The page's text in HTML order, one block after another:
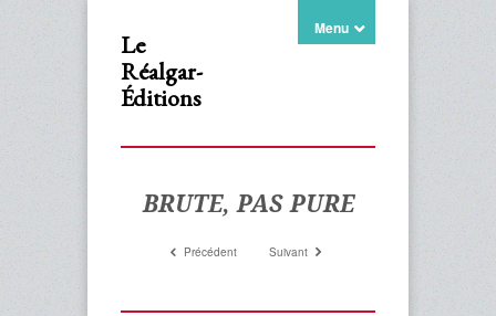
Le
Réalgar-
Éditions
Menu
BRUTE, PAS PURE
Précédent Suivant